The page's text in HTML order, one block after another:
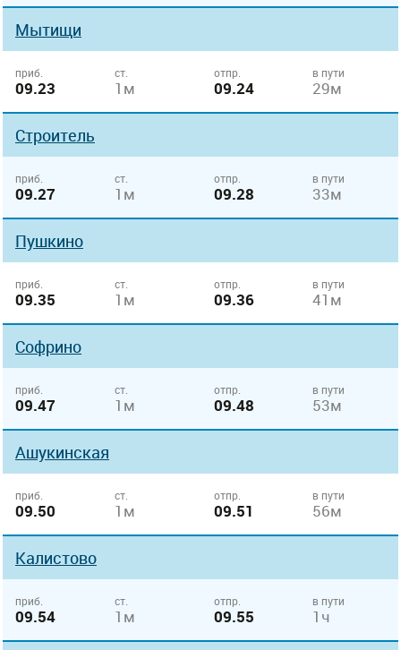
Мытищи
приб.
09.23
ст.
1м
отпр.
09.24
в пути
29м
Строитель
приб.
09.27
ст.
1м
отпр.
09.28
в пути
33м
Пушкино
приб.
09.35
ст.
1м
отпр.
09.36
в пути
41м
Софрино
приб.
09.47
ст.
1м
отпр.
09.48
в пути
53м
Ашукинская
приб.
09.50
ст.
1м
отпр.
09.51
в пути
56м
Калистово
приб.
09.54
ст.
1м
отпр.
09.55
в пути
1ч